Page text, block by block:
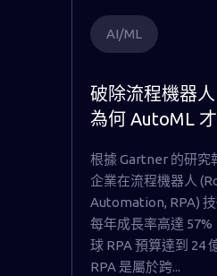
AI/ML
破除流程機器
為何 AutoML
根據 Gartner 的研究
企業在流程機器人
Automation, RPA)
每年成長率高達 57%
球 RPA 預算達到 24
RPA 是屬於跨...